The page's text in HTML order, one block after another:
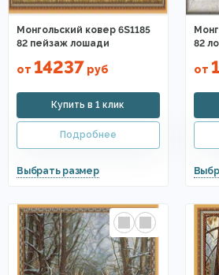
Монгольский ковер 6S1185
82 пейзаж лошади
от 14237 руб
82
от